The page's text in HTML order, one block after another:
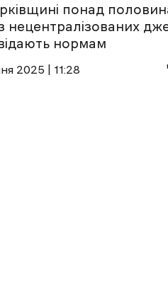
понад
нецентралізованих
нормам
2025 | 11:28